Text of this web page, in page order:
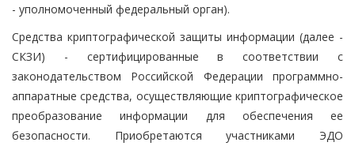
- уполномоченный федеральный орган).
Средства криптографической защиты информации (далее -
СКЗИ) - сертифицированные в соответствии с
законодательством Российской Федерации программно-
аппаратные средства, осуществляющие криптографическое
преобразование информации для обеспечения ее
безопасности. Приобретаются участниками ЭДО